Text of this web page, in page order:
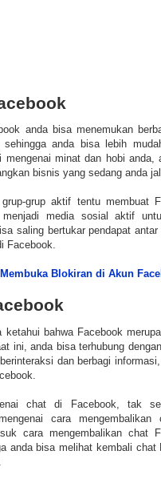
anda bisa menemukan
sehingga anda bisa lebih
mengenai minat dan hobi anda,
bisnis yang sedang anda
grup-grup aktif tentu membuat
menjadi media sosial aktif
saling bertukar pendapat
Facebook.
Blokiran di Akun
ketahui bahwa Facebook
ini, anda bisa terhubung
dan berbagi
chat di Facebook, tak
cara
cara mengembalikan chat
anda bisa melihat kembali chat